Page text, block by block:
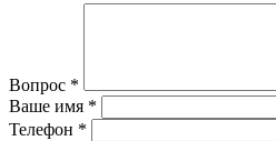
Вопрос *
Ваше имя *
Телефон *